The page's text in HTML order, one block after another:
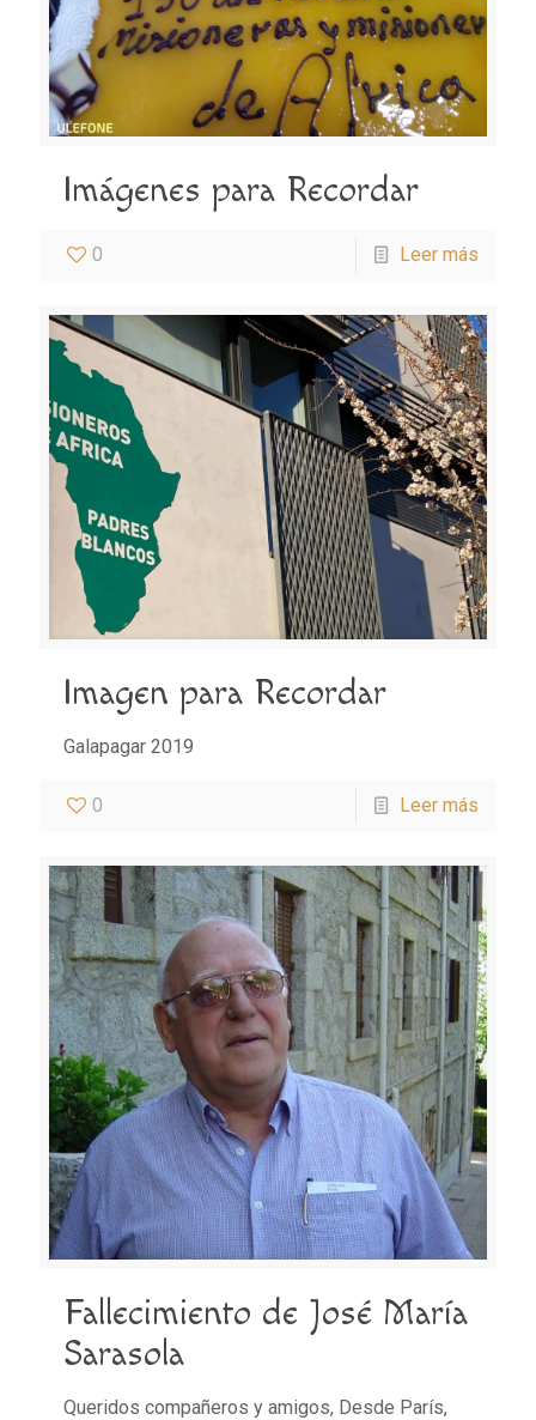
Imágenes para Recordar
0 Leer más
Imagen para Recordar
Galapagar 2019
0 Leer más
Fallecimiento de José María
Sarasola
Queridos compañeros y amigos, Desde París,